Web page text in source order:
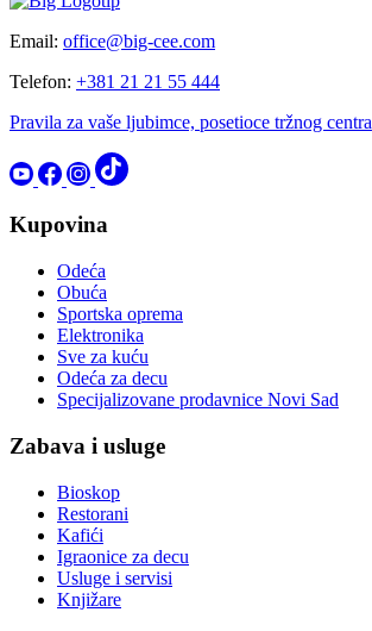
Email: office@big-cee.com
Telefon: +381 21 21 55 444
Pravila za vaše ljubimce, posetioce tržnog centra
Kupovina
Odeća
Obuća
Sportska oprema
Elektronika
Sve za kuću
Odeća za decu
Specijalizovane prodavnice Novi Sad
Zabava i usluge
Bioskop
Restorani
Kafići
Igraonice za decu
Usluge i servisi
Knjižare